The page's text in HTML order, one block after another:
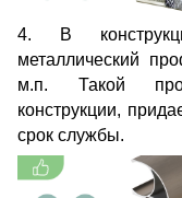
4. В
металлический
м.п. Такой
конструкции,
срок службы.